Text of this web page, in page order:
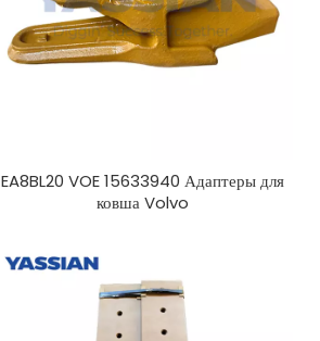
EA8BL20 VOE 15633940 Адаптеры для
ковша Volvo